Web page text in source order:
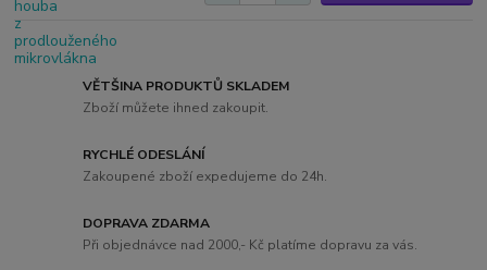
VĚTŠINA PRODUKTŮ SKLADEM
Zboží můžete ihned zakoupit.
RYCHLÉ ODESLÁNÍ
Zakoupené zboží expedujeme do 24h.
DOPRAVA ZDARMA
Při objednávce nad 2000,- Kč platíme dopravu za vás.